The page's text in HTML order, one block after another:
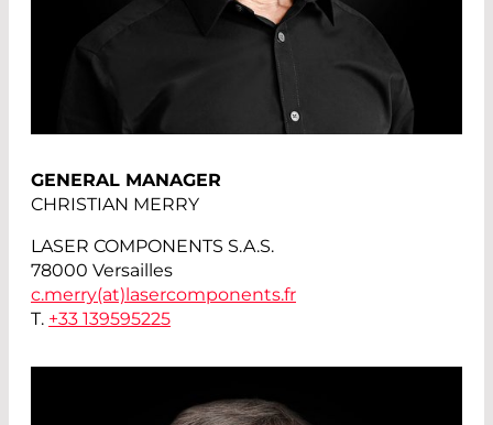
GENERAL MANAGER
CHRISTIAN MERRY
LASER COMPONENTS S.A.S.
78000 Versailles
c.merry(at) lasercomponents.fr
T. +33 139595225